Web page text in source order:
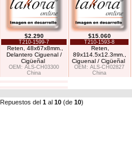
$2.290
T210-1599-7
Reten, 48x67x8mm.,
Delantero Ciguenal /
Cigüeñal
OEM: ALS-CH03300
China
$15.060
T210-1593-8
Reten,
89x114.5x12.3mm.,
Ciguenal / Cigüeñal
OEM: ALS-CH02827
China
Repuestos del 1 al 10 (de 10)